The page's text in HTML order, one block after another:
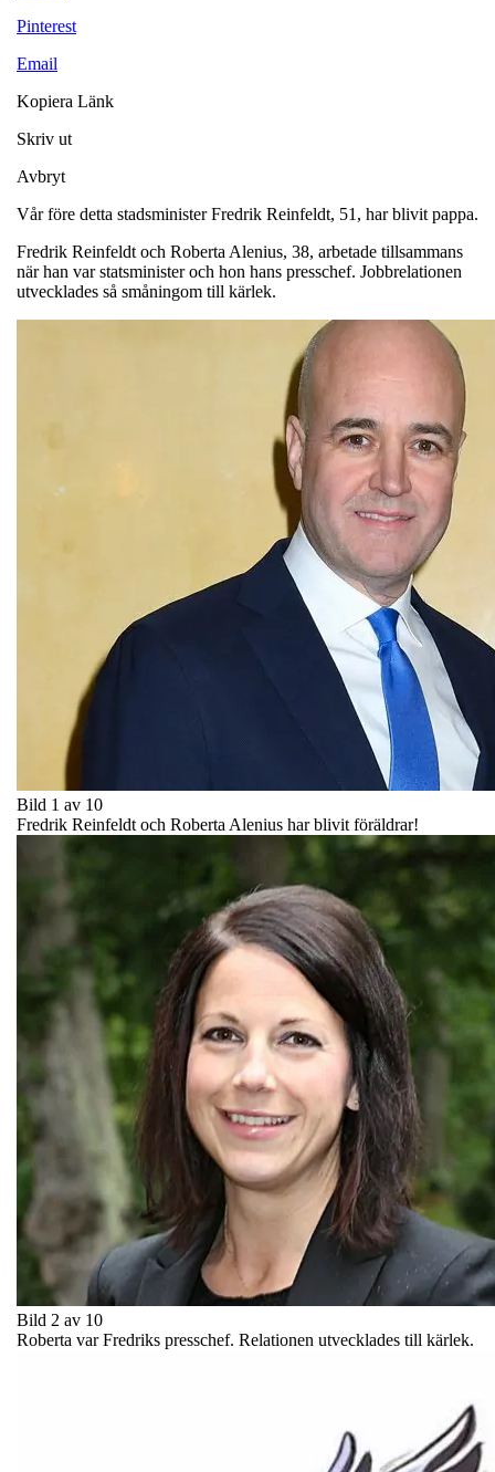
Pinterest
Email
Kopiera Länk
Skriv ut
Avbryt
Vår före detta stadsminister Fredrik Reinfeldt, 51, har blivit pappa.
Fredrik Reinfeldt och Roberta Alenius, 38, arbetade tillsammans
när han var statsminister och hon hans presschef. Jobbrelationen
utvecklades så småningom till kärlek.
Bild 1 av 10
Fredrik Reinfeldt och Roberta Alenius har blivit föräldrar!
Bild 2 av 10
Roberta var Fredriks presschef. Relationen utvecklades till kärlek.